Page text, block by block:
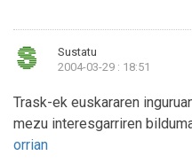
Sustatu
2004-03-29 : 18:51
Trask-ek euskararen
mezu interesgarriren
orrian